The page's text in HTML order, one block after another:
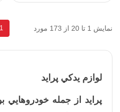
نمایش 1 تا 20 از 173 مورد 1
لوازم يدكي پرايد
پرايد از جمله خودروهايي